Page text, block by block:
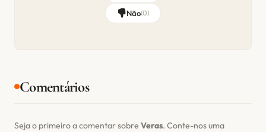
Não(0)
Comentários
Seja o primeiro a comentar sobre Veras. Conte-nos uma